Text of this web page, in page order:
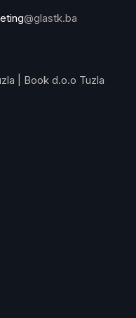
@glastk.ba
| Book d.o.o Tuzla